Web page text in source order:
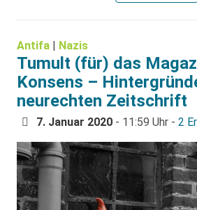
Antifa | Nazis
Tumult (für) das
Konsens –
neurechten Zeitschrift
7. Januar 2020 - 11:59 Uhr - 2